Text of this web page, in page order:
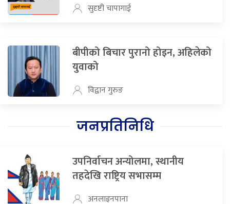
सुदृष्टी चापागाई
बीपीको बिचार पुरानो होइन, अहिलेको
युवाको
विद्वान गुरुङ
जनप्रतिनिधि
उपनिर्वाचन अन्योलमा, स्थानीय
तहदेखि राष्ट्रिय सभासम्म
अनलाइनपाना